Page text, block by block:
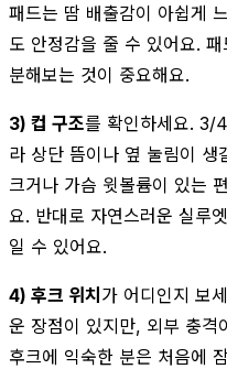
패드는 땀 배출감이 아쉽게
도 안정감을 줄 수 있어요.
분해보는 것이 중요해요.
3) 컵 구조를 확인하세요. 3/
라 상단 뜸이나 옆 눌림이 생
크거나 가슴 윗볼륨이 있는
요. 반대로 자연스러운 실루
일 수 있어요.
4) 후크 위치가 어디인지 보
운 장점이 있지만, 외부 충격
후크에 익숙한 분은 처음에